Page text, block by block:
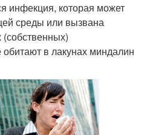
инфекция, которая может
среды или вызвана
в лакунах миндалин